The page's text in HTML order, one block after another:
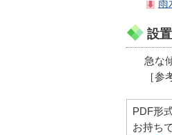
雨
設
急な
［参
PDF形
お持ち